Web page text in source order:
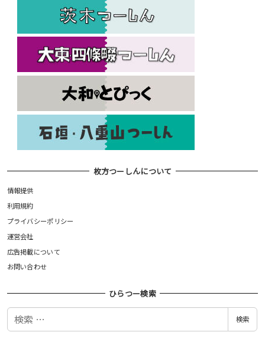
枚方つーしんについて
情報提供
利用規約
プライバシーポリシー
運営会社
広告掲載について
お問い合わせ
ひらつー検索
検
検索